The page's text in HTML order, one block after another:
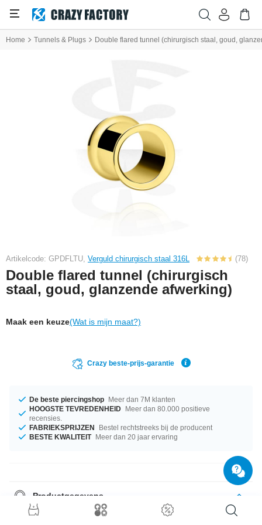
Home Tunnels & Plugs Double flared tunnel (chirurgisch staal, goud,
Artikelcode: GPDFLTU, Verguld chirurgisch staal 316L (78)
Double flared tunnel (chirurgisch
staal, goud, glanzende afwerking)
Maak een keuze(Wat is mijn maat?)
Crazy beste-prijs-garantie
De beste piercingshop Meer dan 7M klanten
HOOGSTE TEVREDENHEID Meer dan 80.000 positieve
recensies.
FABRIEKSPRIJZEN
Bestel rechtstreeks bij de producent
BESTE KWALITEIT Meer dan 20 jaar ervaring
Productgegevens
Zoek je
maarstijlvolle juwelenvoor je gestretchte